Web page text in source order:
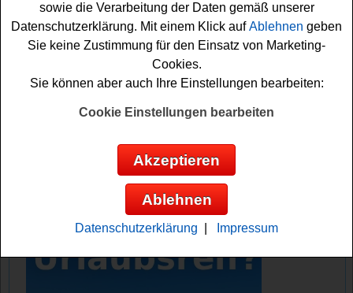
Falls Sie an dem Flughafen München Gewinnspiel
kostenlos teilnehmen möchten, müssen Sie eine Mail an
die angegebene Adresse mit dem entsprechenden
Betreff senden. Viel Glück!
Flughafen München verlost einen
Anzeige:
sowie die Verarbeitung der Daten gemäß unserer
Datenschutzerklärung. Mit einem Klick aufAblehnen geben
Sie keine Zustimmung für den Einsatz von Marketing-
Cookies.
Sie können aber auch Ihre Einstellungen bearbeiten:
Cookie Einstellungen bearbeiten
Akzeptieren
Ablehnen
Datenschutzerklärung Impressum